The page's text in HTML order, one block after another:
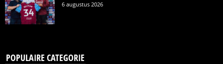
6 augustus 2026
POPULAIRE CATEGORIE